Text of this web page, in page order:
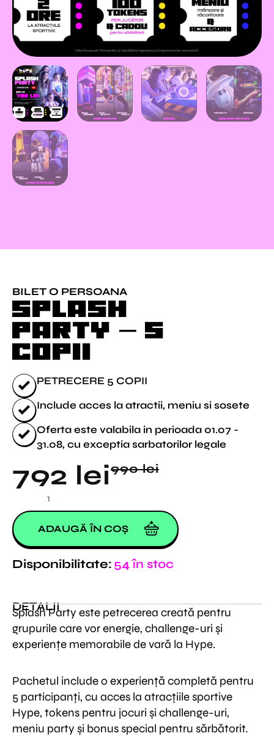
BILET O PERSOANA
SPLASH
PARTY – 5
copii
PETRECERE 5 COPII
Include acces la atractii, meniu si sosete
Oferta este valabila in perioada 01.07 -
31.08, cu exceptia sarbatorilor legale
990lei
Prețul
a
fost:
990 lei.
792 lei
Prețul
este:
792 lei.
Cantitate
PARTY
-
5
copii
ADAUGĂ ÎN COȘ
Disponibilitate: 54 în stoc
DETALII
Splash Party este petrecerea creată pentru
grupurile care vor energie, challenge-uri și
experiențe memorabile de vară la Hype.
Pachetul include o experiență completă pentru
5 participanți, cu acces la atracțiile sportive
Hype, tokens pentru jocuri și challenge-uri,
meniu party și bonus special pentru sărbătorit.